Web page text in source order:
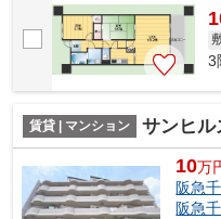
3
賃貸 | マンション サンヒル
10万
阪急
阪急